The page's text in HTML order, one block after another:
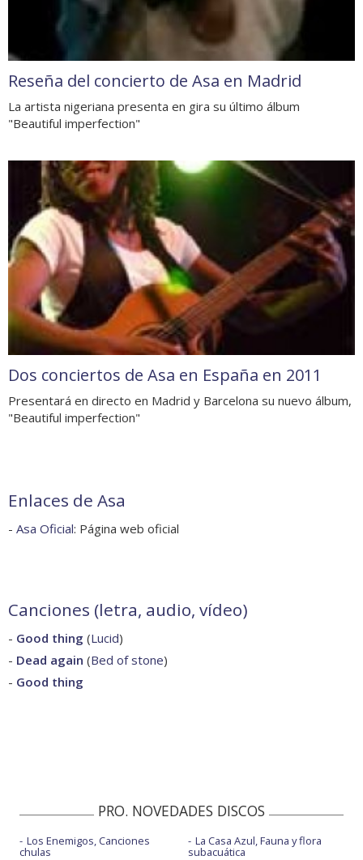
Reseña del concierto de Asa en Madrid
La artista nigeriana presenta en gira su último álbum
"Beautiful imperfection"
Dos conciertos de Asa en España en 2011
Presentará en directo en Madrid y Barcelona su nuevo álbum,
"Beautiful imperfection"
Enlaces de Asa
- Asa Oficial: Página web oficial
Canciones (letra, audio, vídeo)
- Good thing (Lucid)
- Dead again (Bed of stone)
- Good thing
PRO. NOVEDADES DISCOS
Los Enemigos, Canciones
chulas
La Casa Azul, Fauna y flora
subacuática